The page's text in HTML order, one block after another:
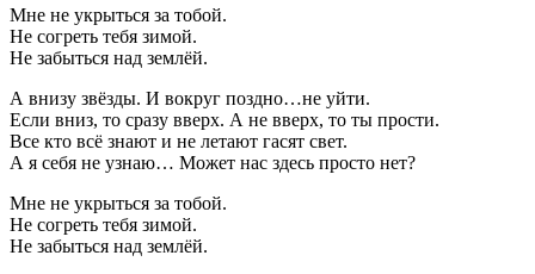
Мне не укрыться за тобой.
Не согреть тебя зимой.
Не забыться над землёй.
А внизу звёзды. И вокруг поздно…не уйти.
Если вниз, то сразу вверх. А не вверх, то ты прости.
Все кто всё знают и не летают гасят свет.
А я себя не узнаю… Может нас здесь просто нет?
Мне не укрыться за тобой.
Не согреть тебя зимой.
Не забыться над землёй.